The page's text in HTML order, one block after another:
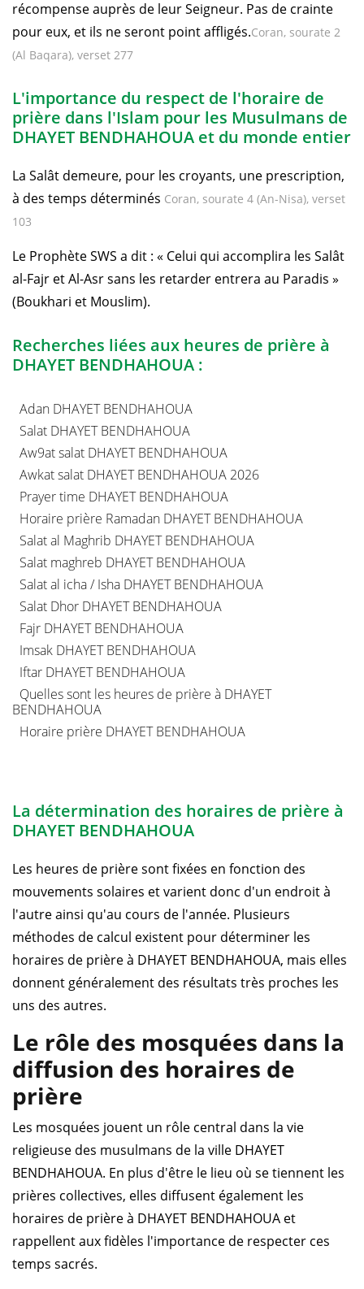
récompense auprès de leur Seigneur. Pas de crainte
pour eux, et ils ne seront point affligés.Coran, sourate 2
(Al Baqara), verset 277
L'importance du respect de l'horaire de
prière dans l'Islam pour les Musulmans de
DHAYET BENDHAHOUA et du monde entier
La Salât demeure, pour les croyants, une prescription,
à des temps déterminés Coran, sourate 4 (An-Nisa), verset
103
Le Prophète SWS a dit : « Celui qui accomplira les Salât
al-Fajr et Al-Asr sans les retarder entrera au Paradis »
(Boukhari et Mouslim).
Recherches liées aux heures de prière à
DHAYET BENDHAHOUA :
Adan DHAYET BENDHAHOUA
Salat DHAYET BENDHAHOUA
Aw9at salat DHAYET BENDHAHOUA
Awkat salat DHAYET BENDHAHOUA 2026
Prayer time DHAYET BENDHAHOUA
Horaire prière Ramadan DHAYET BENDHAHOUA
Salat al Maghrib DHAYET BENDHAHOUA
Salat maghreb DHAYET BENDHAHOUA
Salat al icha / Isha DHAYET BENDHAHOUA
Salat Dhor DHAYET BENDHAHOUA
Fajr DHAYET BENDHAHOUA
Imsak DHAYET BENDHAHOUA
Iftar DHAYET BENDHAHOUA
Quelles sont les heures de prière à DHAYET
BENDHAHOUA
Horaire prière DHAYET BENDHAHOUA
La détermination des horaires de prière à
DHAYET BENDHAHOUA
Les heures de prière sont fixées en fonction des
mouvements solaires et varient donc d'un endroit à
l'autre ainsi qu'au cours de l'année. Plusieurs
méthodes de calcul existent pour déterminer les
horaires de prière à DHAYET BENDHAHOUA, mais elles
donnent généralement des résultats très proches les
uns des autres.
Le rôle des mosquées dans la
diffusion des horaires de
prière
Les mosquées jouent un rôle central dans la vie
religieuse des musulmans de la ville DHAYET
BENDHAHOUA. En plus d'être le lieu où se tiennent les
prières collectives, elles diffusent également les
horaires de prière à DHAYET BENDHAHOUA et
rappellent aux fidèles l'importance de respecter ces
temps sacrés.